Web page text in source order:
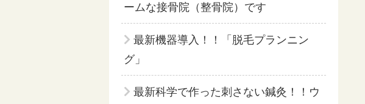
ームな接骨院（整骨院）です
最新機器導入！！「脱毛プランニン
グ」
最新科学で作った刺さない鍼灸！！ウ